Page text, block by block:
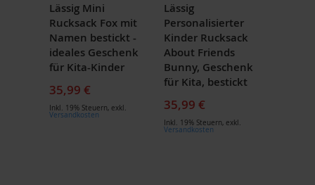
Lässig Mini
Rucksack Fox mit
Namen bestickt -
ideales Geschenk
für Kita-Kinder
35,99 €
Inkl. 19% Steuern, exkl.
Versandkosten
Lässig
Personalisierter
Kinder Rucksack
About Friends
Bunny, Geschenk
für Kita, bestickt
35,99 €
Inkl. 19% Steuern, exkl.
Versandkosten